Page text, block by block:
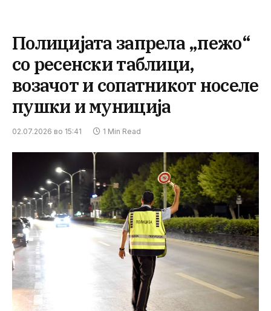
Полицијата запрела „пежо“
со ресенски таблици,
возачот и сопатникот носеле
пушки и муниција
02.07.2026 во 15:41 1 Min Read